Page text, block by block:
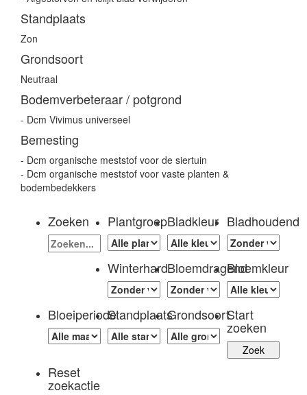
Standplaats
Zon
Grondsoort
Neutraal
Bodemverbeteraar / potgrond
- Dcm Vivimus universeel
Bemesting
- Dcm organische meststof voor de siertuin
- Dcm organische meststof voor vaste planten &
bodembedekkers
Zoeken PlantgroepBladkleur Bladhoudend
WinterhardBloemdragendBloemkleur
BloeiperiodeStandplaatsGrondsoortStart
zoeken
Reset
zoekactie